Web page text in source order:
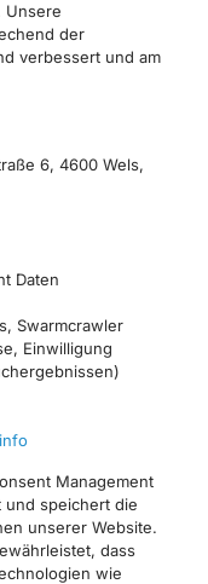
Unsere
der
verbessert und am
6, 4600 Wels,
Daten
Swarmcrawler
Einwilligung
Management
und speichert die
unserer Website.
dass
wie